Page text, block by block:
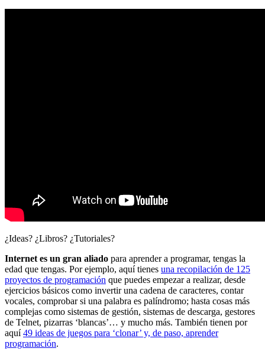
¿Ideas? ¿Libros? ¿Tutoriales?
Internet es un gran aliado para aprender a programar, tengas la
edad que tengas. Por ejemplo, aquí tienes una recopilación de 125
proyectos de programación que puedes empezar a realizar, desde
ejercicios básicos como invertir una cadena de caracteres, contar
vocales, comprobar si una palabra es palíndromo; hasta cosas más
complejas como sistemas de gestión, sistemas de descarga, gestores
de Telnet, pizarras ‘blancas’… y mucho más. También tienen por
aquí49 ideas de juegos para ‘clonar’ y, de paso, aprender
programación.